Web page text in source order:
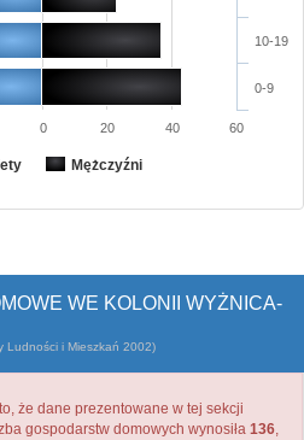
Mężczyźni
0-9
10-19
0 20 40 60
WE KOLONII WYŻNICA-
Ludności i Mieszkań 2002)
że dane prezentowane w tej sekcji
gospodarstw domowych wynosiła 136,